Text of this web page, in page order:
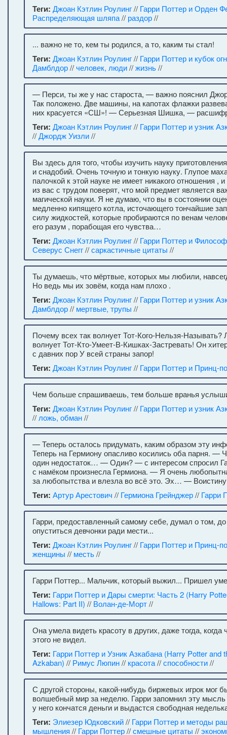
Теги: Джоан Кэтлин Роулинг// Гарри Поттер и Орден
Распределяющая шляпа// раздор//
... важно не то, кем ты родился, а то, каким ты стал!
Теги: Джоан Кэтлин Роулинг// Гарри Поттер и кубок
Дамблдор//человек, люди//жизнь//
— Перси, ты же у нас староста, — важно пояснил
Так положено. Две машины, на капотах флажки
них красуется «СШ»! — Серьезная Шишка, —
Теги: Джоан Кэтлин Роулинг// Гарри Поттер и узник
//Джордж Уизли//
Вы здесь для того, чтобы изучить науку
и снадобий. Очень точную и тонкую науку. Глупое
палочкой к этой науке не имеет никакого отношения ,
из вас с трудом поверят, что мой предмет является
магической науки. Я не думаю, что вы в состоянии
медленно кипящего котла, источающего тончайшие
силу жидкостей, которые пробираются по венам
его разум , порабощая его чувства…
Теги: Джоан Кэтлин Роулинг// Гарри Поттер и
Северус Снегг//саркастичные цитаты //
Ты думаешь, что мёртвые, которых мы любили,
Но ведь мы их зовём, когда нам плохо .
Теги: Джоан Кэтлин Роулинг// Гарри Поттер и узник
Дамблдор// мертвые, трупы //
Почему всех так волнует Тот-Кого-Нельзя-Называть?
волнует Тот-Кто-Умеет-В-Кишках-Застревать! Он
с давних пор У всей страны запор!
Теги: Джоан Кэтлин Роулинг// Гарри Поттер и Принц-
Чем больше спрашиваешь, тем больше вранья
Теги: Джоан Кэтлин Роулинг// Гарри Поттер и узник
// ложь, обман//
— Теперь осталось придумать, каким образом эту
Теперь на Гермиону опасливо косились оба парня. —
один недостаток… — Один? — с интересом спросил
с намёком произнесла Гермиона. — Я очень
за любопытства и влезла во всё это. Эх… —
Теги: Артур Арестович // Гермиона Грейнджер// Гарри
Гарри, предоставленный самому себе, думал о том, до
опуститься девчонки ради мести...
Теги: Джоан Кэтлин Роулинг// Гарри Поттер и Принц-
женщины // месть//
Гарри Поттер... Мальчик, который выжил... Пришел
Теги: Гарри Поттер и Дары смерти: Часть 2 (Harry
Hallows: Part II) // Волан-де-Морт//
Она умела видеть красоту в других, даже тогда, когда
этого не видел.
Теги: Гарри Поттер и Узник Азкабана (Harry Potter and
Azkaban) // Римус Люпин// красота//способности//
С другой стороны, какой-нибудь биржевых игрок мог
волшебный мир за неделю. Гарри запомнил эту мысль
у него кончатся деньги и выдастся свободная
Теги: Элиезер Юдковский// Гарри Поттер и методы
мышления // Гарри Поттер//смешные цитаты //